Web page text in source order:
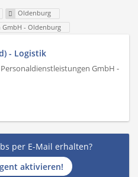
Oldenburg
- Oldenburg
- Logistik
GmbH -
per E-Mail erhalten?
aktivieren!